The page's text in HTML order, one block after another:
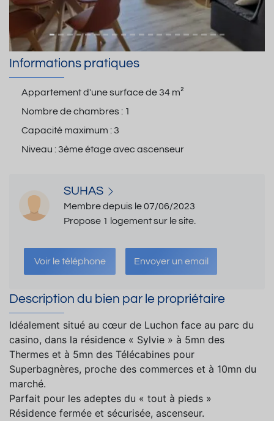
Informations pratiques
Appartement d'une surface de34 m²
Nombre de chambres : 1
Capacité maximum :3
Niveau :3ème étage avec ascenseur
SUHAS
Membre depuis le 07/06/2023
Propose 1 logement sur le site.
Voir le téléphone Envoyer un email
Description du bien par le propriétaire
Idéalement situé au cœur de Luchon face au parc du
casino, dans la résidence « Sylvie » à 5mn des
Thermes et à 5mn des Télécabines pour
Superbagnères, proche des commerces et à 10mn du
marché.
Parfait pour les adeptes du « tout à pieds »
Résidence fermée et sécurisée, ascenseur.